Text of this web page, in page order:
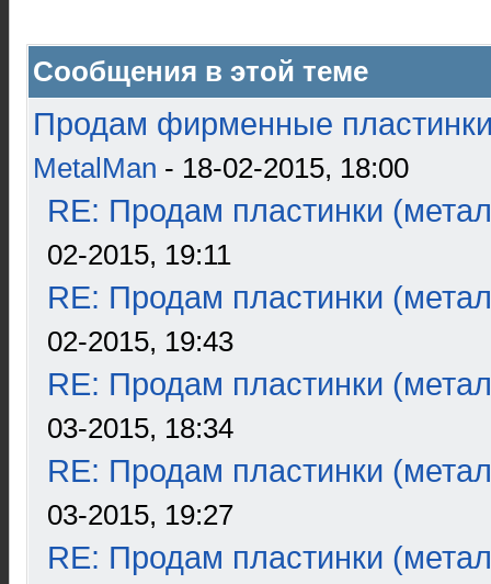
Сообщения в этой теме
Продам фирменные
MetalMan - 18-02-2015, 18:00
RE: Продам пластинки
02-2015, 19:11
RE: Продам пластинки
02-2015, 19:43
RE: Продам пластинки
03-2015, 18:34
RE: Продам пластинки
03-2015, 19:27
RE: Продам пластинки